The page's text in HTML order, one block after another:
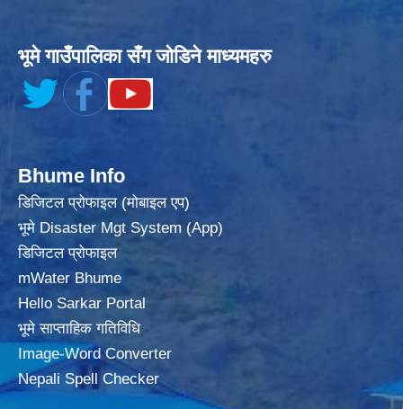
भूमे गाउँपालिका सँग जोडिने माध्यमहरु
Bhume Info
डिजिटल प्रोफाइल (मोबाइल एप)
भूमे Disaster Mgt System (App)
डिजिटल प्रोफाइल
mWater Bhume
Hello Sarkar Portal
भूमे साप्ताहिक गतिविधि
Image-Word Converter
Nepali Spell Checker